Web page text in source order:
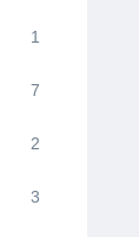
1
7
2
3